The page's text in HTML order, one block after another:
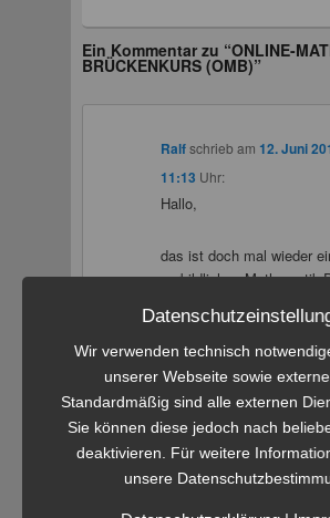
Ein Kommentar zu “ONLINE-
BRÜCKENKURS (OMB)”
Ralfschrieb am12. Juni
11:13 Uhr:
Hallo,
das ist doch mal wieder
vorbildliches Mathematik-
gewissermaßen „online“
das Internet tagtäglich
man das neue
auch für universitäre
Auffrischungskurse
um bestimmtes
wieder zu aktualisieren.
sollte möglichst kostenlos
vonstatten gehen, die
Wir verwenden technisch
unserer Webseite sowie externe
Standardmäßig sind alle externen
Sie können diese jedoch nach
deaktivieren. Für weitere
unsere